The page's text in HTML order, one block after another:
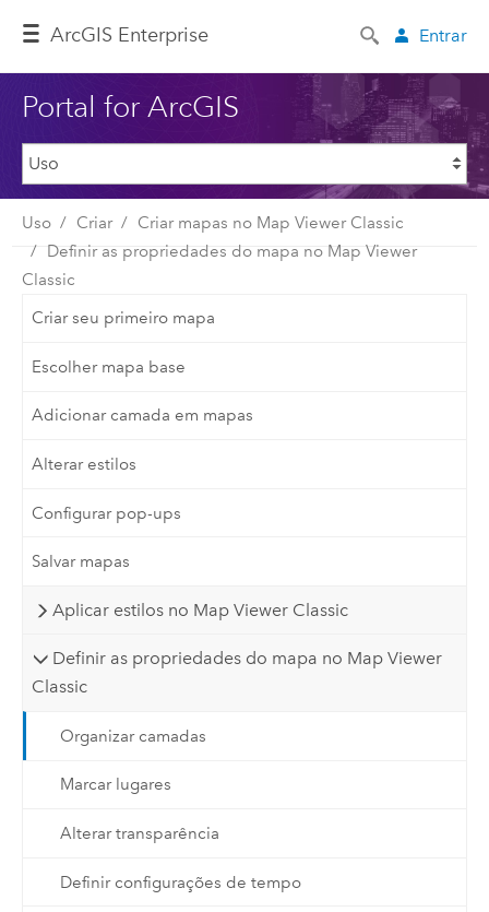
ArcGIS Enterprise Entrar
Portal for ArcGIS
Uso Criar
Criar mapas no Map Viewer Classic
Definir as propriedades do mapa no Map Viewer
Classic
Criar seu primeiro mapa
Escolher mapa base
Adicionar camada em mapas
Alterar estilos
Configurar pop-ups
Salvar mapas
Aplicar estilos no Map Viewer Classic
Definir as propriedades do mapa no Map Viewer
Classic
Organizar camadas
Marcar lugares
Alterar transparência
Definir configurações de tempo